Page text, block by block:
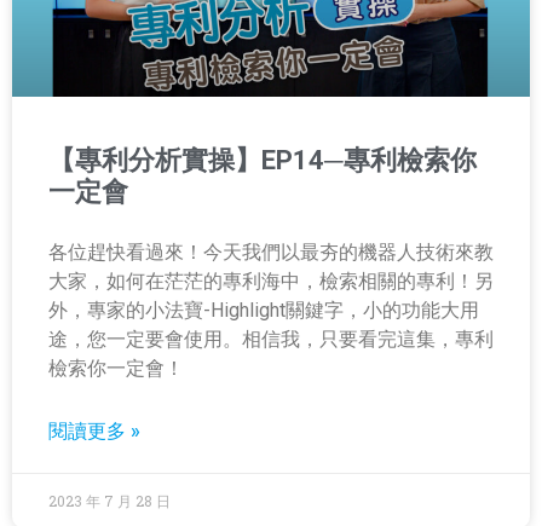
【專利分析實操】EP14─專利檢索你
一定會
各位趕快看過來！今天我們以最夯的機器人技術來教
大家，如何在茫茫的專利海中，檢索相關的專利！另
外，專家的小法寶-Highlight關鍵字，小的功能大用
途，您一定要會使用。相信我，只要看完這集，專利
檢索你一定會！
閱讀更多 »
2023 年 7 月 28 日